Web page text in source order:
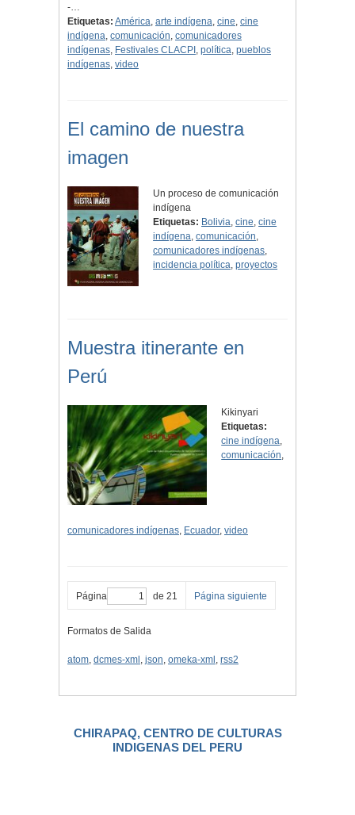
-…
Etiquetas: América, arte indígena, cine, cine
indígena, comunicación, comunicadores
indígenas, Festivales CLACPI , política, pueblos
indígenas, video
El camino de nuestra
imagen
Un proceso de comunicación
indígena
Etiquetas: Bolivia,cine,cine
indígena,comunicación,
comunicadores indígenas,
incidencia política,proyectos
Muestra itinerante en
Perú
Kikinyari
Etiquetas:
cine indígena,
comunicación,
comunicadores indígenas, Ecuador, video
Página de 21 Página siguiente
Formatos de Salida
atom, dcmes-xml , json, omeka-xml , rss2
CHIRAPAQ, CENTRO DE CULTURAS
INDIGENAS DEL PERU